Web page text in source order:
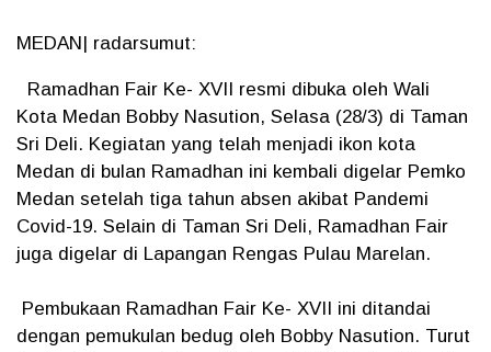
MEDAN| radarsumut:
Ramadhan Fair Ke- XVII resmi dibuka oleh Wali
Kota Medan Bobby Nasution, Selasa (28/3) di Taman
Sri Deli. Kegiatan yang telah menjadi ikon kota
Medan di bulan Ramadhan ini kembali digelar Pemko
Medan setelah tiga tahun absen akibat Pandemi
Covid-19. Selain di Taman Sri Deli, Ramadhan Fair
juga digelar di Lapangan Rengas Pulau Marelan.
Pembukaan Ramadhan Fair Ke- XVII ini ditandai
dengan pemukulan bedug oleh Bobby Nasution. Turut